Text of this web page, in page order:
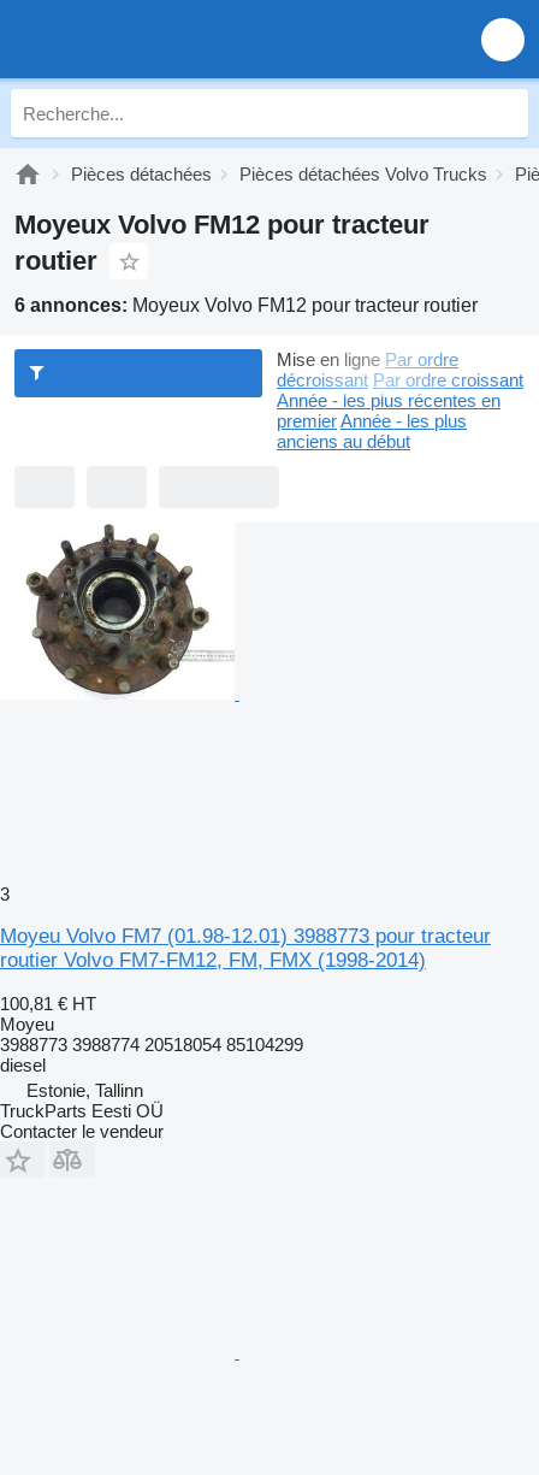
Pièces détachées Pièces détachées Volvo Trucks
Moyeux Volvo FM12 pour tracteur
routier
6 annonces: Moyeux Volvo FM12 pour tracteur routier
Mise en ligne Par ordre
décroissant Par ordre croissant
Année - les plus récentes en
premierAnnée - les plus
anciens au début
3
Moyeu Volvo FM7 (01.98-12.01) 3988773 pour tracteur
routier Volvo FM7-FM12, FM, FMX (1998-2014)
100,81 € HT
Moyeu
3988773 3988774 20518054 85104299
diesel
Estonie, Tallinn
TruckParts Eesti OÜ
Contacter le vendeur